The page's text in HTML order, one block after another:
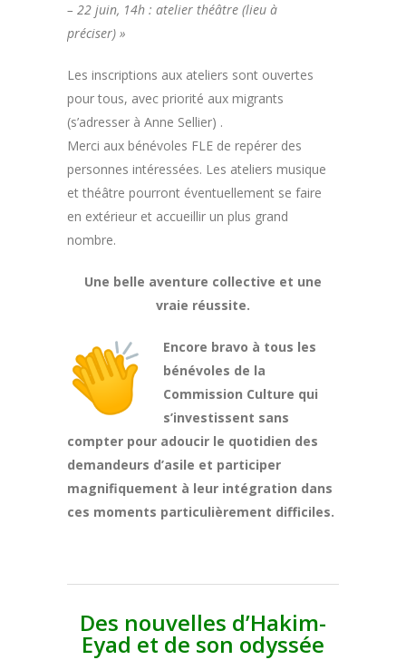
– 22 juin, 14h : atelier théâtre (lieu à
préciser) »
Les inscriptions aux ateliers sont ouvertes
pour tous, avec priorité aux migrants
(s’adresser à Anne Sellier) .
Merci aux bénévoles FLE de repérer des
personnes intéressées. Les ateliers musique
et théâtre pourront éventuellement se faire
en extérieur et accueillir un plus grand
nombre.
Une belle aventure collective et une
vraie réussite.
Encore bravo à tous les
bénévoles de la
Commission Culture qui
s’investissent sans
compter pour adoucir le quotidien des
demandeurs d’asile et participer
magnifiquement à leur intégration dans
ces moments particulièrement difficiles.
Des nouvelles d’Hakim-
Eyad et de son odyssée